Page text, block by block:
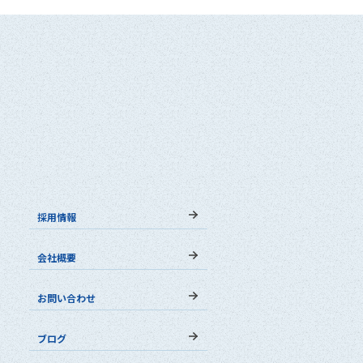
採用情報
会社概要
お問い合わせ
ブログ